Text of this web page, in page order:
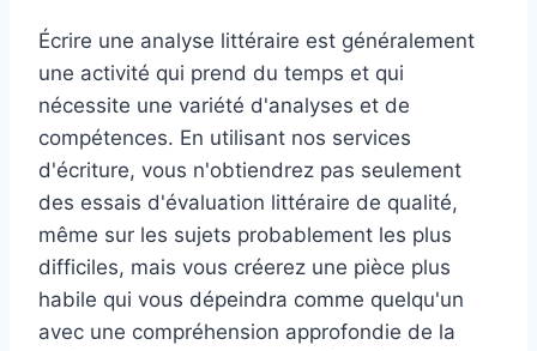
Écrire une analyse littéraire est généralement
une activité qui prend du temps et qui
nécessite une variété d'analyses et de
compétences. En utilisant nos services
d'écriture, vous n'obtiendrez pas seulement
des essais d'évaluation littéraire de qualité,
même sur les sujets probablement les plus
difficiles, mais vous créerez une pièce plus
habile qui vous dépeindra comme quelqu'un
avec une compréhension approfondie de la